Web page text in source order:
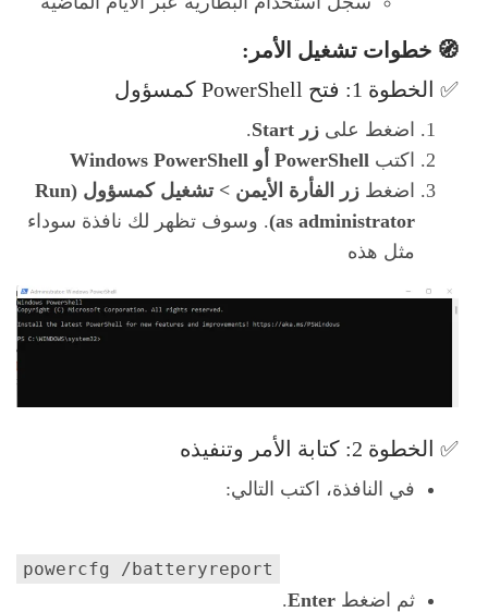
🧭 خطوات تشغيل الأمر:
✅ الخطوة 1: فتح PowerShell كمسؤول
اضغط على زر Start
.
اكتب PowerShell أو Windows PowerShell
اضغط
زر الفأرة الأيمن > تشغيل كمسؤول (Run
as administrator) . وسوف تظهر لك نافذة سوداء
مثل هذه
✅ الخطوة 2: كتابة الأمر وتنفيذه
في النافذة، اكتب التالي:
powercfg /batteryreport
ثم اضغط Enter
.